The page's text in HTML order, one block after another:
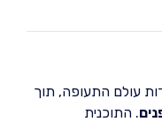
עולם התעופה, תוך
. התוכנית